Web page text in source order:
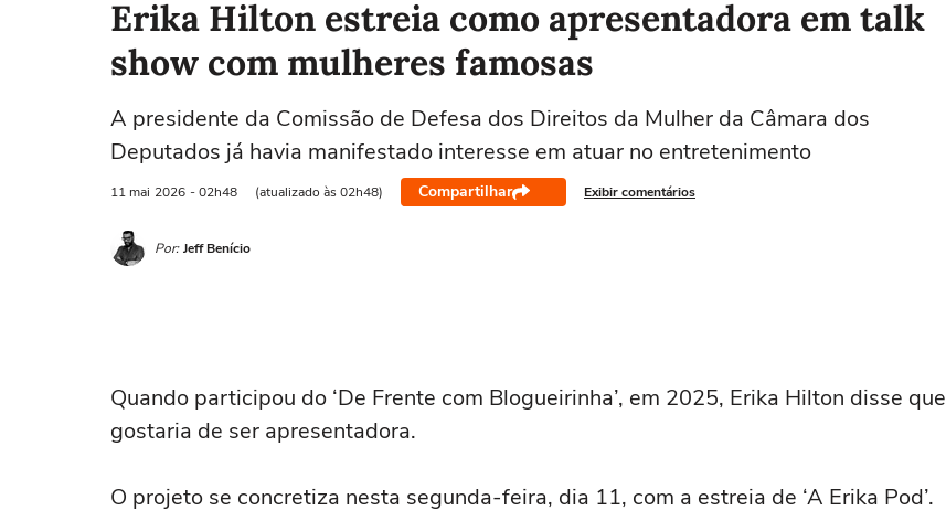
Erika Hilton estreia como apresentadora em talk
show com mulheres famosas
A presidente da Comissão de Defesa dos Direitos da Mulher da Câmara dos
Deputados já havia manifestado interesse em atuar no entretenimento
11 mai 2026 - 02h48 (atualizado às 02h48) Compartilhar Exibir comentários
Por: Jeff Benício
Quando participou do ‘De Frente com Blogueirinha’, em 2025, Erika Hilton disse que
gostaria de ser apresentadora.
O projeto se concretiza nesta segunda-feira, dia 11, com a estreia de ‘A Erika Pod’.